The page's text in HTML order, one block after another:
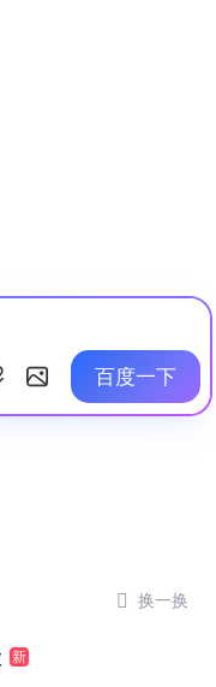
百度一下
 换一换
新